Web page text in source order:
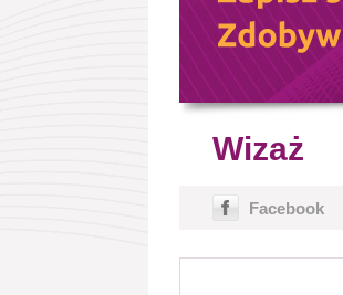
Wizaż
Facebook